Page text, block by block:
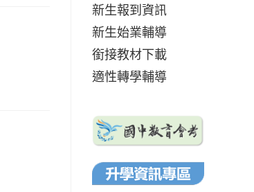
新生報到資訊
新生始業輔導
銜接教材下載
適性轉學輔導